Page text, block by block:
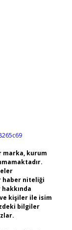
marka, kurum
haber niteliği
kişiler ile isim
bilgiler